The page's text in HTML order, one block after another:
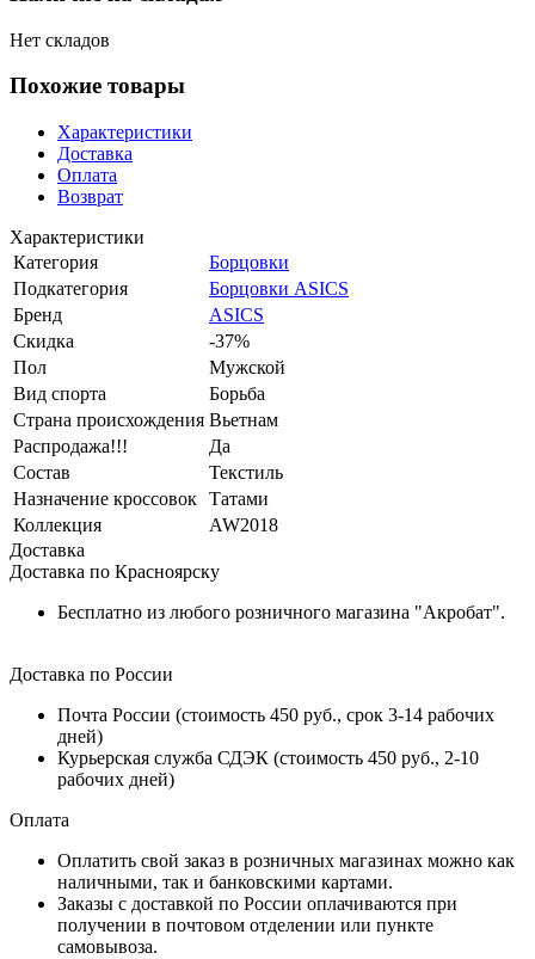
Нет складов
Похожие товары
Характеристики
Доставка
Оплата
Возврат
Характеристики
Категория
Борцовки
Подкатегория
Борцовки ASICS
Бренд
ASICS
Скидка
-37%
Пол
Мужской
Вид спорта
Борьба
Страна происхождения Вьетнам
Распродажа!!!
Да
Состав
Текстиль
Назначение кроссовок Татами
Коллекция
AW2018
Доставка
Доставка по Красноярску
Бесплатно из любого розничного магазина "Акробат".
Доставка по России
Почта России (стоимость 450 руб., срок 3-14 рабочих
дней)
Курьерская служба СДЭК (стоимость 450 руб., 2-10
рабочих дней)
Оплата
Оплатить свой заказ в розничных магазинах можно как
наличными, так и банковскими картами.
Заказы с доставкой по России оплачиваются при
получении в почтовом отделении или пункте
самовывоза.